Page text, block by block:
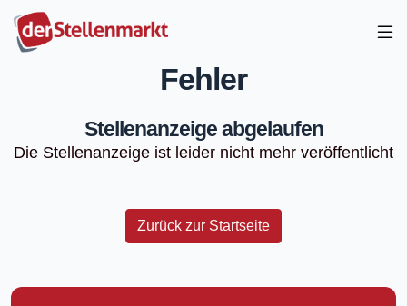
Fehler
Stellenanzeige abgelaufen
Die Stellenanzeige ist leider nicht mehr veröffentlicht
Zurück zur Startseite